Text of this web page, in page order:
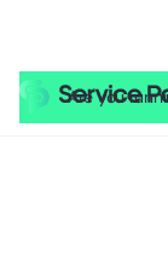
Are you